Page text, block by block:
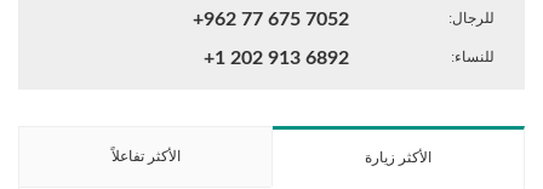
للرجال: +962 77 675 7052
للنساء: +1 202 913 6892
الأكثر زيارة الأكثر تفاعلاً